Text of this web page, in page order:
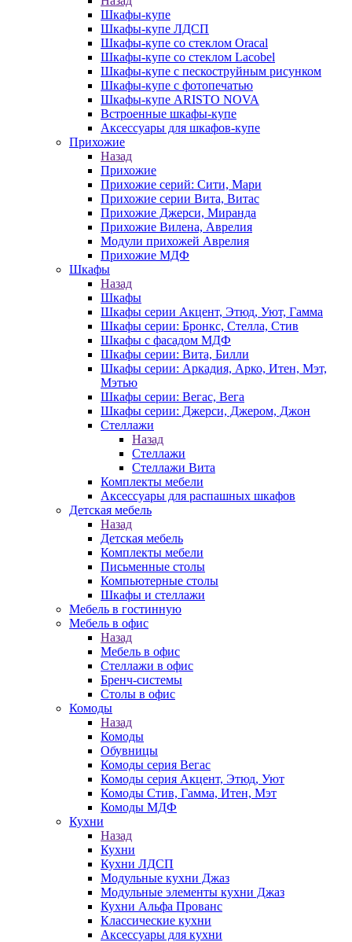
Шкафы-купе
Шкафы-купе ЛДСП
Шкафы-купе со стеклом Oracal
Шкафы-купе со стеклом Lacobel
Шкафы-купе с пескоструйным рисунком
Шкафы-купе с фотопечатью
Шкафы-купе ARISTO NOVA
Встроенные шкафы-купе
Аксессуары для шкафов-купе
Прихожие
Назад
Прихожие
Прихожие серий: Сити, Мари
Прихожие серии Вита, Витас
Прихожие Джерси, Миранда
Прихожие Вилена, Аврелия
Модули прихожей Аврелия
Прихожие МДФ
Шкафы
Назад
Шкафы
Шкафы серии Акцент, Этюд, Уют, Гамма
Шкафы серии: Бронкс, Стелла, Стив
Шкафы с фасадом МДФ
Шкафы серии: Вита, Билли
Шкафы серии: Аркадия, Арко, Итен, Мэт,
Мэтью
Шкафы серии: Вегас, Вега
Шкафы серии: Джерси, Джером, Джон
Стеллажи
Назад
Стеллажи
Стеллажи Вита
Комплекты мебели
Аксессуары для распашных шкафов
Детская мебель
Назад
Детская мебель
Комплекты мебели
Письменные столы
Компьютерные столы
Шкафы и стеллажи
Мебель в гостинную
Мебель в офис
Назад
Мебель в офис
Стеллажи в офис
Бренч-системы
Столы в офис
Комоды
Назад
Комоды
Обувницы
Комоды серия Вегас
Комоды серия Акцент, Этюд, Уют
Комоды Стив, Гамма, Итен, Мэт
Комоды МДФ
Кухни
Назад
Кухни
Кухни ЛДСП
Модульные кухни Джаз
Модульные элементы кухни Джаз
Кухни Альфа Прованс
Классические кухни
Аксессуары для кухни